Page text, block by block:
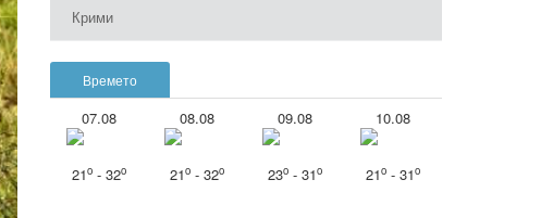
Крими
Времето
07.08
21o - 32o
08.08
21o - 32o
09.08
23o - 31o
10.08
21o - 31o